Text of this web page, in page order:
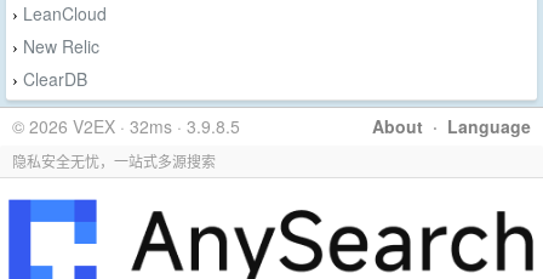
› LeanCloud
› New Relic
› ClearDB
About · Language
© 2026 V2EX · 32ms · 3.9.8.5
隐私安全无忧，一站式多源搜索